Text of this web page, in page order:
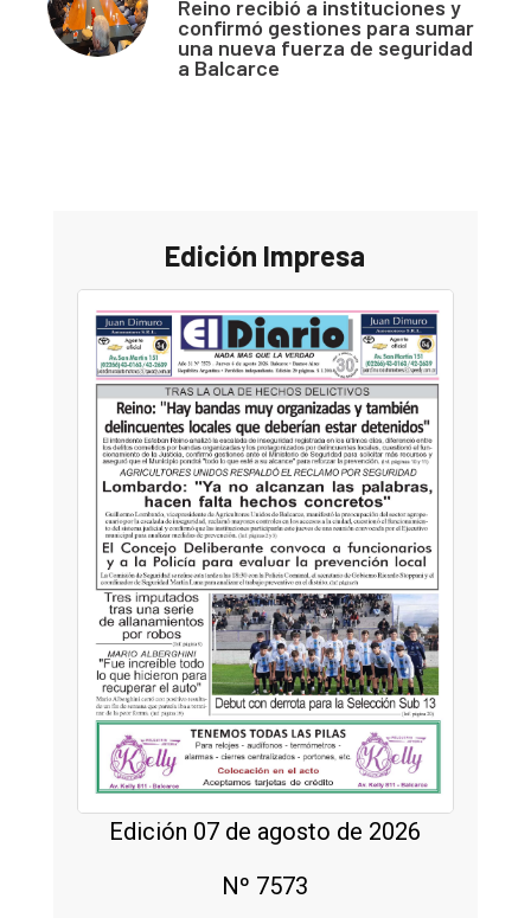
Reino recibió a instituciones y
confirmó gestiones para sumar
una nueva fuerza de seguridad
a Balcarce
Edición Impresa
Edición 07 de agosto de 2026
Nº 7573